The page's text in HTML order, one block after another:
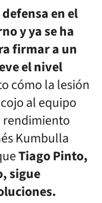
en el
y ya se ha
firmar a un
el nivel
cómo la lesión
al equipo
rendimiento
Kumbulla
Tiago Pinto,
sigue